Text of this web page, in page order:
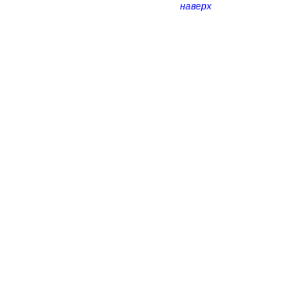
наверх